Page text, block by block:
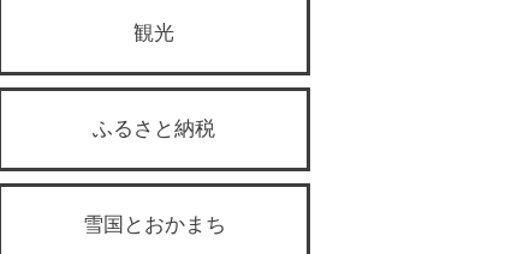
観光
ふるさと納税
雪国とおかまち